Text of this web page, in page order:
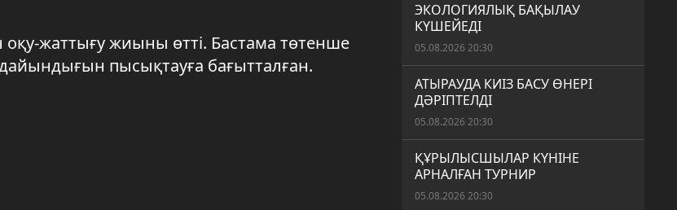
жаттығу жиыны өтті. Бастама төтенше
пысықтауға бағытталған.
ЭКОЛОГИЯЛЫҚ БАҚЫЛАУ
КҮШЕЙЕДІ
05.08.2026 20:30
АТЫРАУДА КИІЗ БАСУ ӨНЕРІ
ДӘРІПТЕЛДІ
05.08.2026 20:30
ҚҰРЫЛЫСШЫЛАР КҮНІНЕ
АРНАЛҒАН ТУРНИР
05.08.2026 20:30